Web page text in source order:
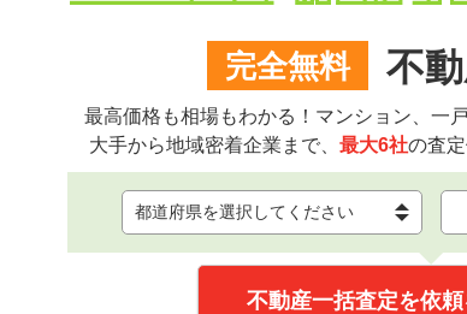
完全無料 不
最高価格も相場もわかる！マンション、一
大手から地域密着企業まで、 最大6社の査
不動産一括査定を依頼